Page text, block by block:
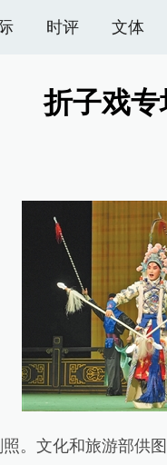
时评 文体
折子戏专
文化和旅游部供图